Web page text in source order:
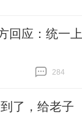
回应：统一上
284
了，给老子